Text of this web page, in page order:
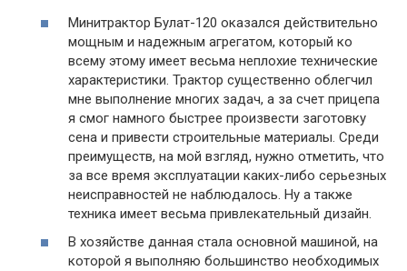
Минитрактор Булат-120 оказался действительно
мощным и надежным агрегатом, который ко
всему этому имеет весьма неплохие технические
характеристики. Трактор существенно облегчил
мне выполнение многих задач, а за счет прицепа
я смог намного быстрее произвести заготовку
сена и привести строительные материалы. Среди
преимуществ, на мой взгляд, нужно отметить, что
за все время эксплуатации каких-либо серьезных
неисправностей не наблюдалось. Ну а также
техника имеет весьма привлекательный дизайн.
В хозяйстве данная стала основной машиной, на
которой я выполняю большинство необходимых